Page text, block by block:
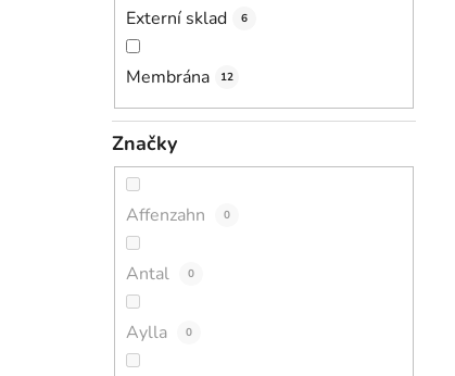
Externí sklad 6
Membrána 12
Značky
Affenzahn 0
Antal 0
Aylla 0